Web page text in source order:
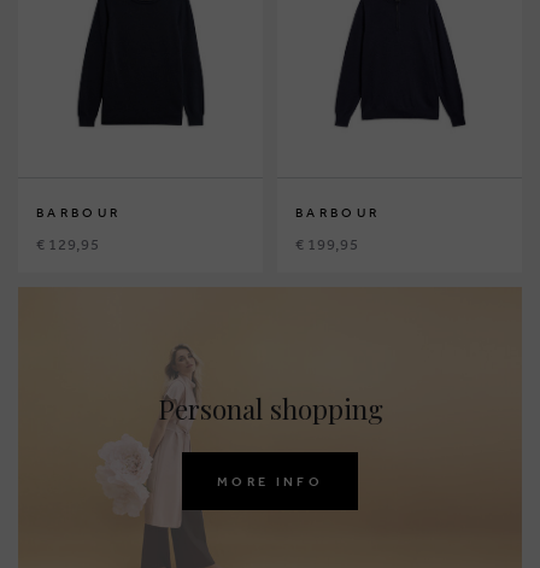
BARBOUR
€ 129,95
BARBOUR
€ 199,95
Personal shopping
MORE INFO